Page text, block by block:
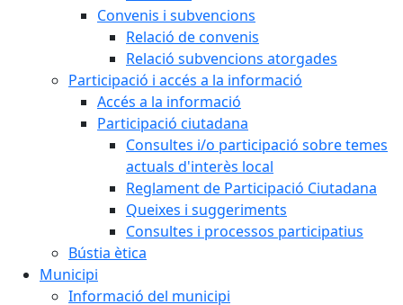
Convenis i subvencions
Relació de convenis
Relació subvencions atorgades
Participació i accés a la informació
Accés a la informació
Participació ciutadana
Consultes i/o participació sobre temes
actuals d'interès local
Reglament de Participació Ciutadana
Queixes i suggeriments
Consultes i processos participatius
Bústia ètica
Municipi
Informació del municipi